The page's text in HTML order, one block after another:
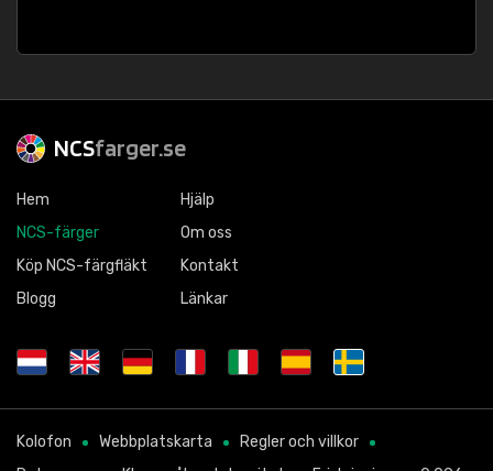
NCSfarger.se
Hem
NCS-färger
Köp NCS-färgfläkt
Blogg
Hjälp
Om oss
Kontakt
Länkar
Kolofon Webbplatskarta
Regler och villkor